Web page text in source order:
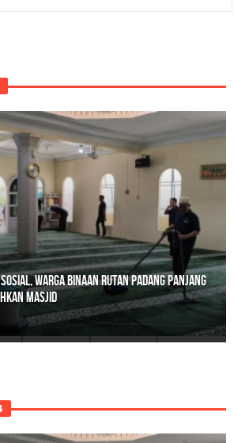
Warga Binaan Rutan Padang Panjang
Masjid